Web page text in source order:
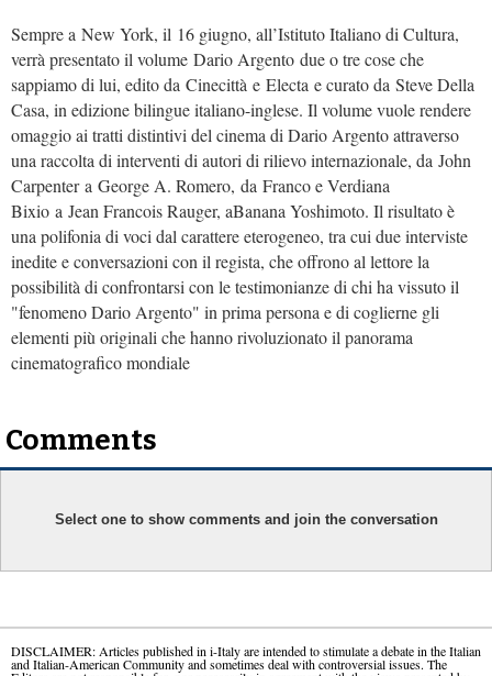
Sempre a New York, il 16 giugno, all’Istituto Italiano di Cultura,
verrà presentato il volume Dario Argento due o tre cose che
sappiamo di lui, edito da Cinecittà e Electa e curato da Steve Della
Casa, in edizione bilingue italiano-inglese. Il volume vuole rendere
omaggio ai tratti distintivi del cinema di Dario Argento attraverso
una raccolta di interventi di autori di rilievo internazionale, da John
Carpenter a George A. Romero, da Franco e Verdiana
Bixio a Jean Francois Rauger, aBanana Yoshimoto. Il risultato è
una polifonia di voci dal carattere eterogeneo, tra cui due interviste
inedite e conversazioni con il regista, che offrono al lettore la
possibilità di confrontarsi con le testimonianze di chi ha vissuto il
"fenomeno Dario Argento" in prima persona e di coglierne gli
elementi più originali che hanno rivoluzionato il panorama
cinematografico mondiale
Comments
Select one to show comments and join the conversation
DISCLAIMER: Articles published in i-Italy are intended to stimulate a debate in the Italian
and Italian-American Community and sometimes deal with controversial issues. The